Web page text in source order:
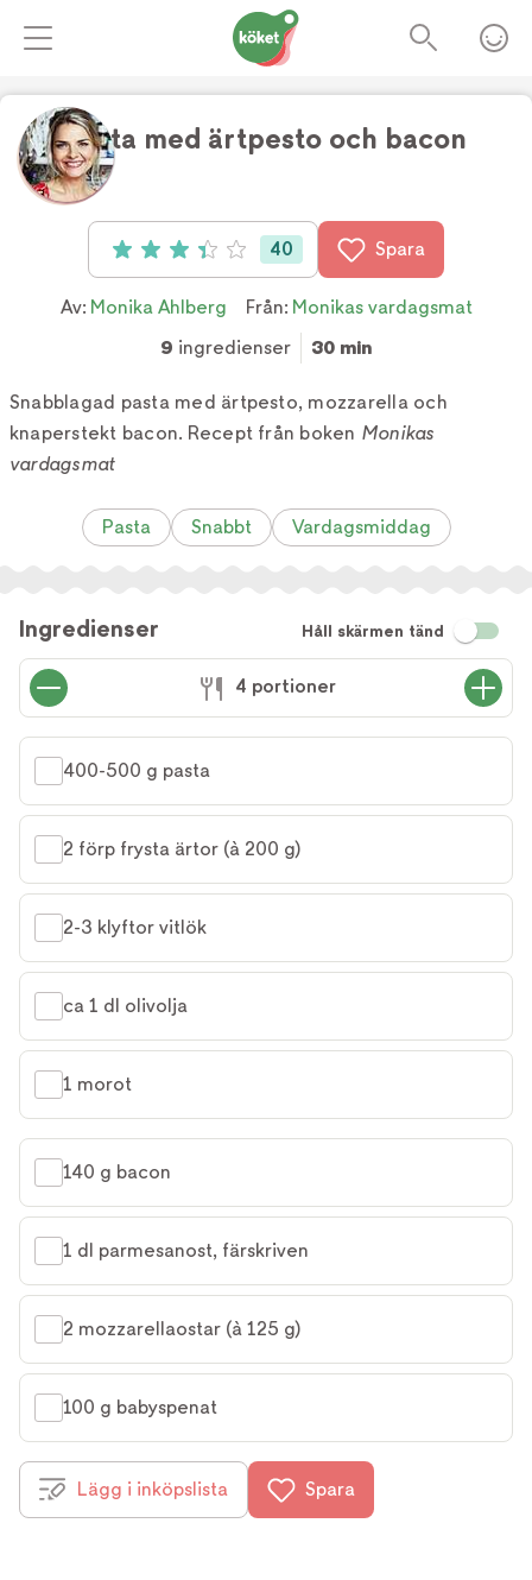
Pasta med ärtpesto och bacon
Betyg: 3.35 av 5 (40 röster)
40 Spara
Av: Monika Ahlberg Från: Monikas vardagsmat
9 ingredienser 30 min
Snabblagad pasta med ärtpesto, mozzarella och
knaperstekt bacon. Recept från boken Monikas
vardagsmat
Pasta Snabbt Vardagsmiddag
Ingredienser Håll skärmen tänd
4 portioner
400-500 g pasta
2 förp frysta ärtor (à 200 g)
2-3 klyftor vitlök
ca 1 dl olivolja
1 morot
140 g bacon
1 dl parmesanost, färskriven
2 mozzarellaostar (à 125 g)
100 g babyspenat
Lägg i inköpslista Spara